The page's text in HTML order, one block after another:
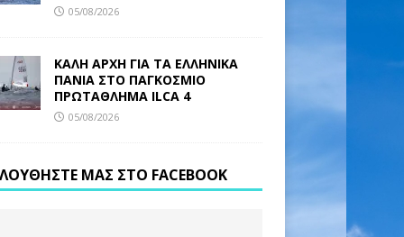
05/08/2026
ΚΑΛΗ ΑΡΧΗ ΓΙΑ ΤΑ ΕΛΛΗΝΙΚΑ
ΠΑΝΙΑ ΣΤΟ ΠΑΓΚΟΣΜΙΟ
ΠΡΩΤΑΘΛΗΜΑ ILCA 4
05/08/2026
ΜΑΣ ΣΤΟ FACEBOOK